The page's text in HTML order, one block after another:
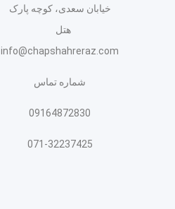
خیابان سعدی، کوچه پارک
هتل
info@chapshahreraz.com
شماره تماس
09164872830
071-32237425